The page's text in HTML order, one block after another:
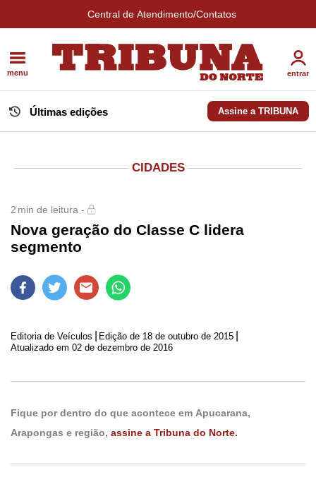
Central de Atendimento/Contatos
menu entrar
Últimas edições Assine a TRIBUNA
CIDADES
2 min de leitura -
Nova geração do Classe C lidera
segmento
Editoria de Veículos Edição de 18 de outubro de 2015
Atualizado em 02 de dezembro de 2016
Fique por dentro do que acontece em Apucarana,
Arapongas e região, assine a Tribuna do Norte.